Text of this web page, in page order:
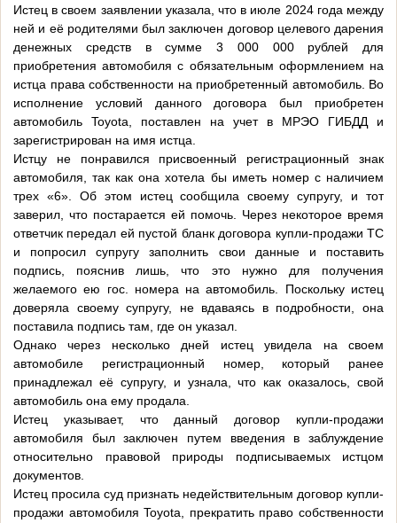
Истец в своем заявлении указала, что в июле 2024 года между
ней и её родителями был заключен договор целевого дарения
денежных средств в сумме 3 000 000 рублей для
приобретения автомобиля с обязательным оформлением на
истца права собственности на приобретенный автомобиль. Во
исполнение условий данного договора был приобретен
автомобиль Toyota, поставлен на учет в МРЭО ГИБДД и
зарегистрирован на имя истца.
Истцу не понравился присвоенный регистрационный знак
автомобиля, так как она хотела бы иметь номер с наличием
трех «6». Об этом истец сообщила своему супругу, и тот
заверил, что постарается ей помочь. Через некоторое время
ответчик передал ей пустой бланк договора купли-продажи ТС
и попросил супругу заполнить свои данные и поставить
подпись, пояснив лишь, что это нужно для получения
желаемого ею гос. номера на автомобиль. Поскольку истец
доверяла своему супругу, не вдаваясь в подробности, она
поставила подпись там, где он указал.
Однако через несколько дней истец увидела на своем
автомобиле регистрационный номер, который ранее
принадлежал её супругу, и узнала, что как оказалось, свой
автомобиль она ему продала.
Истец указывает, что данный договор купли-продажи
автомобиля был заключен путем введения в заблуждение
относительно правовой природы подписываемых истцом
документов.
Истец просила суд признать недействительным договор купли-
продажи автомобиля Toyota, прекратить право собственности